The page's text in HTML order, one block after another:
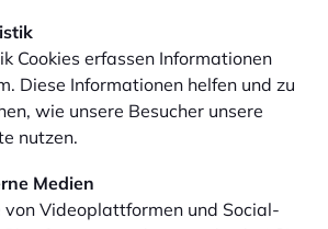
Cookies erfassen Informationen
Diese Informationen helfen und zu
wie unsere Besucher unsere
nutzen.
Medien
von Videoplattformen und Social-